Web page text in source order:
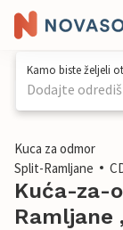
Kamo biste željeli
Dodajte
1 / 40
Kuca za odmor
Split-Ramljane
Kuća-za-
Ramljane